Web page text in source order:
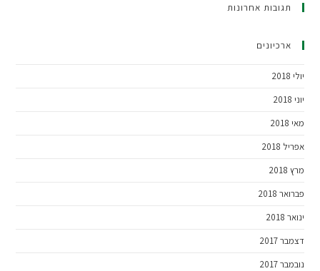
תגובות אחרונות
ארכיונים
יולי 2018
יוני 2018
מאי 2018
אפריל 2018
מרץ 2018
פברואר 2018
ינואר 2018
דצמבר 2017
נובמבר 2017